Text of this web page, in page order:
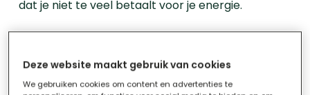
dat je niet te veel betaalt voor je energie.
Hoe vaste energietarieven vergelijken met
elkaar?
Deze website maakt gebruik van cookies
We gebruiken cookies om content en advertenties te